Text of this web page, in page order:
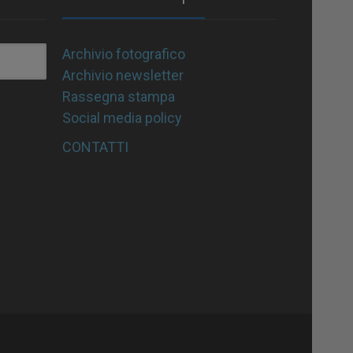
Archivio fotografico
Archivio newsletter
Rassegna stampa
Social media policy
CONTATTI